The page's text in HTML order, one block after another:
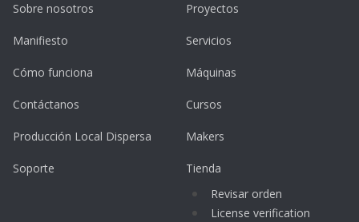
Sobre nosotros
Manifiesto
Cómo funciona
Contáctanos
Producción Local Dispersa
Soporte
Proyectos
Servicios
Máquinas
Cursos
Makers
Tienda
Revisar orden
License verification